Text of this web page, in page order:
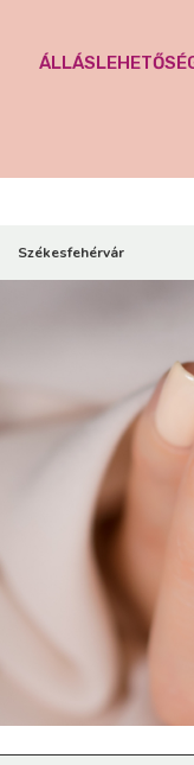
Székesfehérvár